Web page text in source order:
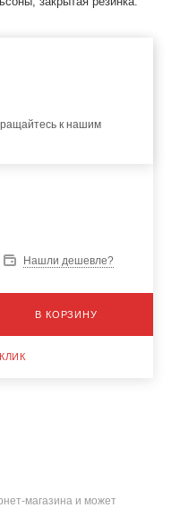
к нашим
Нашли дешевле?
В КОРЗИНУ
магазина и может